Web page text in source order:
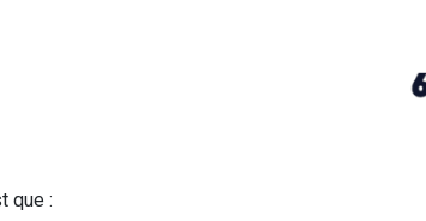
que :